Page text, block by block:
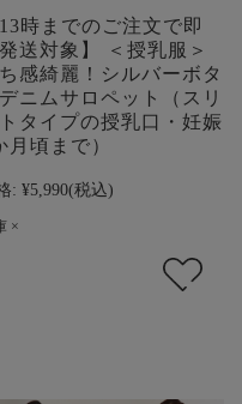
13時までのご注文で即
送対象】 ＜授乳服＞
感綺麗！シルバーボタ
ニムサロペット（スリ
タイプの授乳口・妊娠
月頃まで）
: ¥5,990(税込)
×